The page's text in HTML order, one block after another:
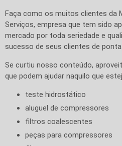
Faça como os muitos clientes da
Serviços, empresa que tem sido
mercado por toda seriedade e
sucesso de seus clientes de
Se curtiu nosso conteúdo,
que podem ajudar naquilo que
teste hidrostático
aluguel de compressores
filtros coalescentes
peças para compressores